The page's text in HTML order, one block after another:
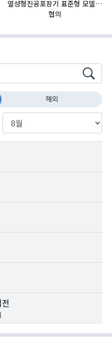
열성형진공포장기 표준형 모델 OMNIVAC S-200
협의
해외